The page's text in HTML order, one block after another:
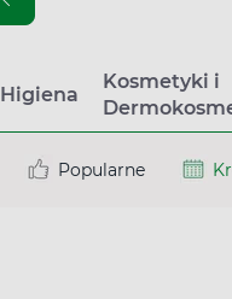
Higiena
Kosmetyki i
Popularne